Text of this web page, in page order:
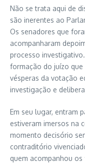
Não se trata aqui de
são inerentes ao
Os senadores que
acompanharam
processo
formação do juízo que
vésperas da votação
investigação e
Em seu lugar, entram
estiveram imersos na
momento decisório
contraditório
quem acompanhou